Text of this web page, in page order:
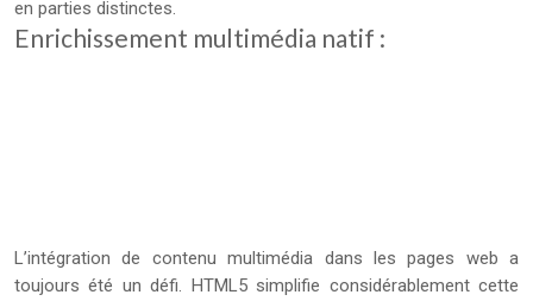
en parties distinctes.
Enrichissement multimédia natif :
L’intégration de contenu multimédia dans les pages web a
toujours été un défi. HTML5 simplifie considérablement cette